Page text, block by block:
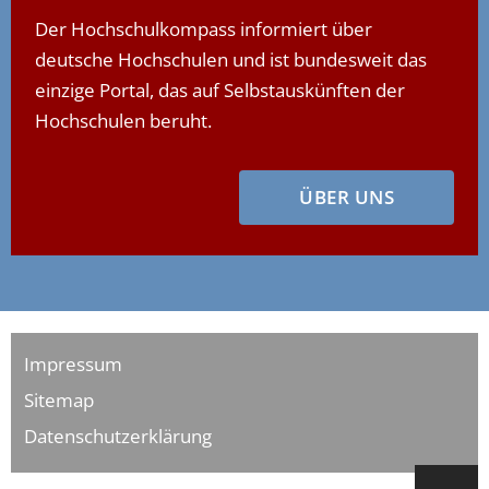
Berufliche Fachrichtungen studieren Studiengänge
Wirtschaft und Verwaltung (Lehramt)
Der Hochschulkompass informiert über
deutsche Hochschulen und ist bundesweit das
einzige Portal, das auf Selbstauskünften der
Hochschulen beruht.
ÜBER UNS
Impressum
Sitemap
Datenschutzerklärung